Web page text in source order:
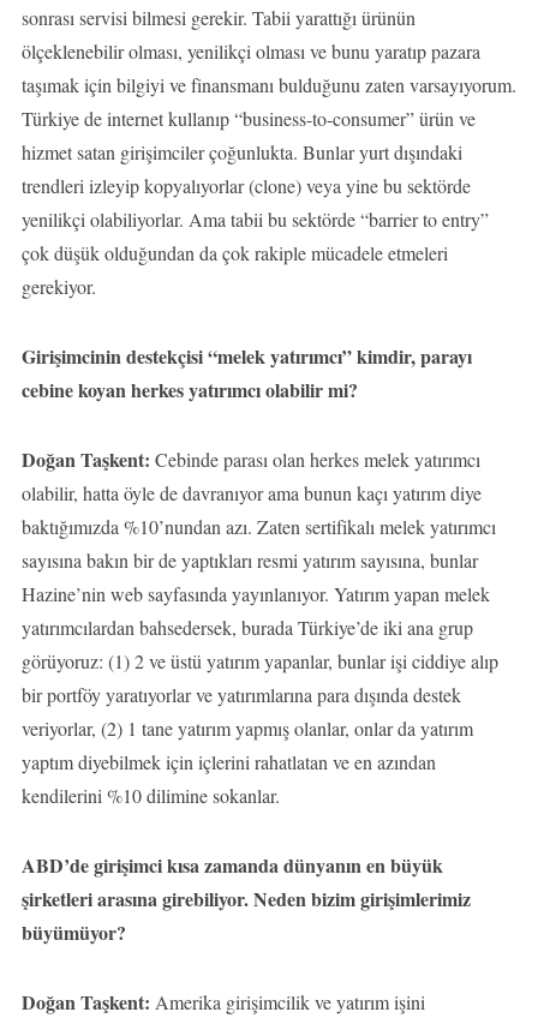
sonrası servisi bilmesi gerekir. Tabii yarattığı ürünün
ölçeklenebilir olması, yenilikçi olması ve bunu yaratıp pazara
taşımak için bilgiyi ve finansmanı bulduğunu zaten varsayıyorum.
Türkiye de internet kullanıp “business-to-consumer” ürün ve
hizmet satan girişimciler çoğunlukta. Bunlar yurt dışındaki
trendleri izleyip kopyalıyorlar (clone) veya yine bu sektörde
yenilikçi olabiliyorlar. Ama tabii bu sektörde “barrier to entry”
çok düşük olduğundan da çok rakiple mücadele etmeleri
gerekiyor.
Girişimcinin destekçisi “melek yatırımcı” kimdir, parayı
cebine koyan herkes yatırımcı olabilir mi?
Doğan Taşkent: Cebinde parası olan herkes melek yatırımcı
olabilir, hatta öyle de davranıyor ama bunun kaçı yatırım diye
baktığımızda %10’nundan azı. Zaten sertifikalı melek yatırımcı
sayısına bakın bir de yaptıkları resmi yatırım sayısına, bunlar
Hazine’nin web sayfasında yayınlanıyor. Yatırım yapan melek
yatırımcılardan bahsedersek, burada Türkiye’de iki ana grup
görüyoruz: (1) 2 ve üstü yatırım yapanlar, bunlar işi ciddiye alıp
bir portföy yaratıyorlar ve yatırımlarına para dışında destek
veriyorlar, (2) 1 tane yatırım yapmış olanlar, onlar da yatırım
yaptım diyebilmek için içlerini rahatlatan ve en azından
kendilerini %10 dilimine sokanlar.
ABD’de girişimci kısa zamanda dünyanın en büyük
şirketleri arasına girebiliyor. Neden bizim girişimlerimiz
büyümüyor?
Doğan Taşkent: Amerika girişimcilik ve yatırım işini